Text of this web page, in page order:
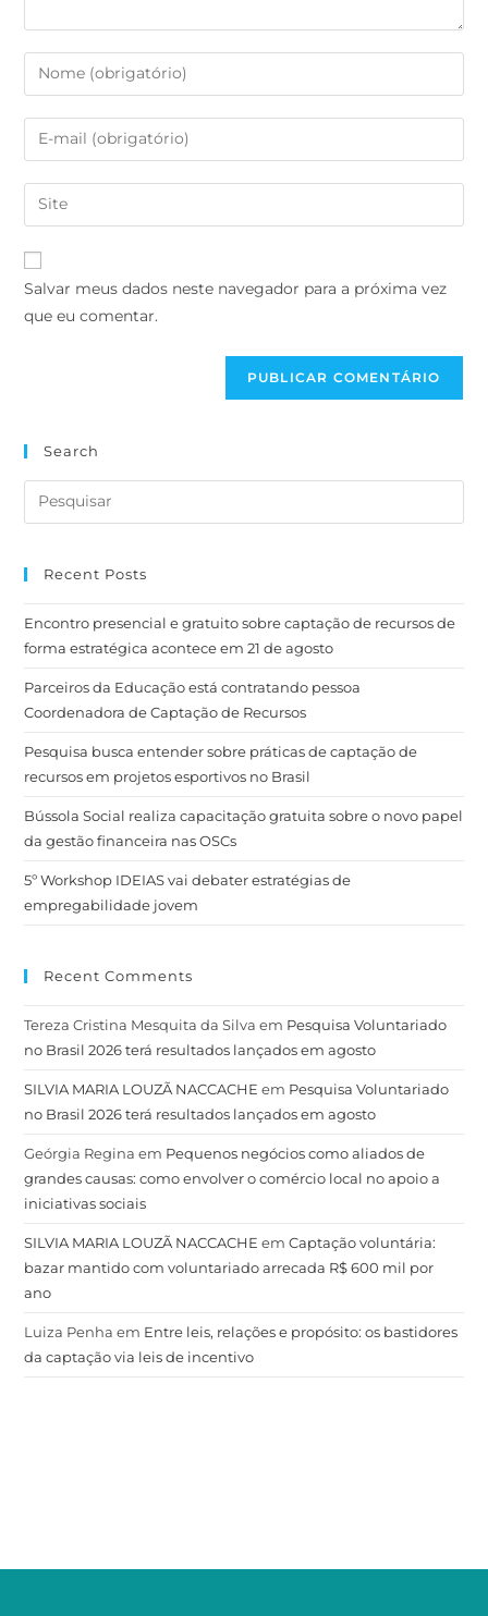
Salvar meus dados neste navegador para a próxima vez
que eu comentar.
Search
Recent Posts
Encontro presencial e gratuito sobre captação de recursos de
forma estratégica acontece em 21 de agosto
Parceiros da Educação está contratando pessoa
Coordenadora de Captação de Recursos
Pesquisa busca entender sobre práticas de captação de
recursos em projetos esportivos no Brasil
Bússola Social realiza capacitação gratuita sobre o novo papel
da gestão financeira nas OSCs
5º Workshop IDEIAS vai debater estratégias de
empregabilidade jovem
Recent Comments
Tereza Cristina Mesquita da Silva em Pesquisa Voluntariado
no Brasil 2026 terá resultados lançados em agosto
SILVIA MARIA LOUZÃ NACCACHE em Pesquisa Voluntariado
no Brasil 2026 terá resultados lançados em agosto
Geórgia Regina em Pequenos negócios como aliados de
grandes causas: como envolver o comércio local no apoio a
iniciativas sociais
SILVIA MARIA LOUZÃ NACCACHE emCaptação voluntária:
bazar mantido com voluntariado arrecada R$ 600 mil por
ano
Luiza Penha em Entre leis, relações e propósito: os bastidores
da captação via leis de incentivo